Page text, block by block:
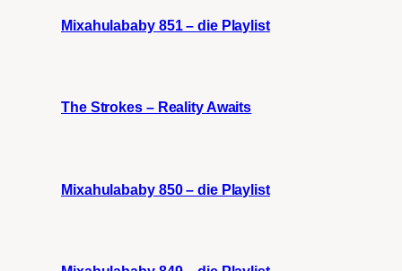
Mixahulababy 851 – die Playlist
The Strokes – Reality Awaits
Mixahulababy 850 – die Playlist